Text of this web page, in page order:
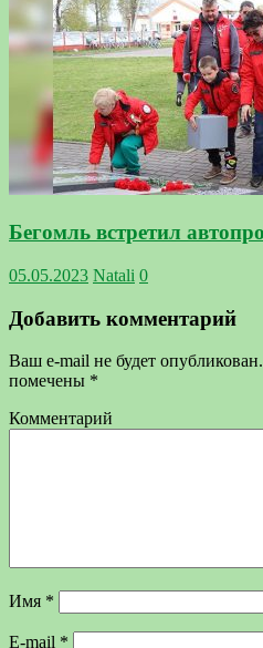
Бегомль встретил
05.05.2023 Natali 0
Добавить комментарий
Ваш e-mail не будет опубликован.
помечены *
Комментарий
Имя *
E-mail *